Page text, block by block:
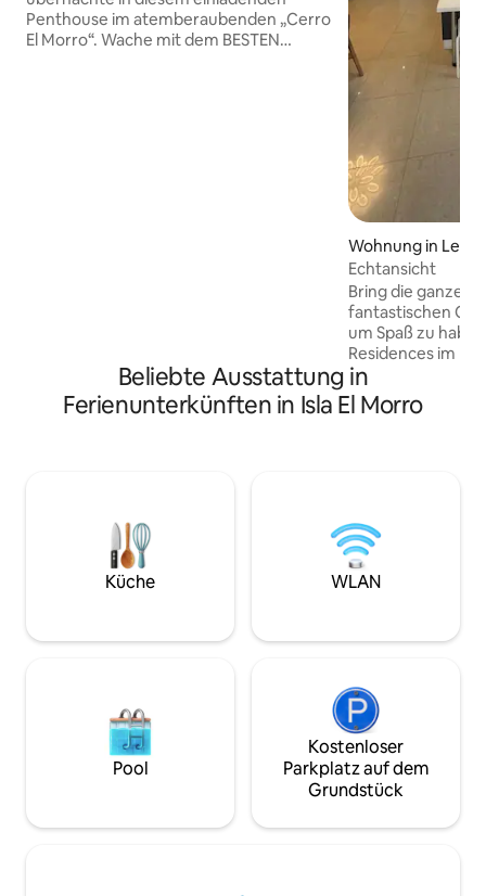
Penthouse im atemberaubenden „Cerro
El Morro“. Wache mit dem BESTEN
Wohnung in
Echtansicht
Bring die ganze
fantastischen Ort
um Spaß zu haben. Vista
Residences im
Etwa 10 Minuten
Veranstaltungen
nicht erlaubt.
FESTER
ERLASSENE
Gebäude noch
einen
Beliebte Ausstattung in
Ferienunterkünften in Isla El Morro
Küche WLAN
Pool
Kostenloser
Parkplatz auf dem
Grundstück